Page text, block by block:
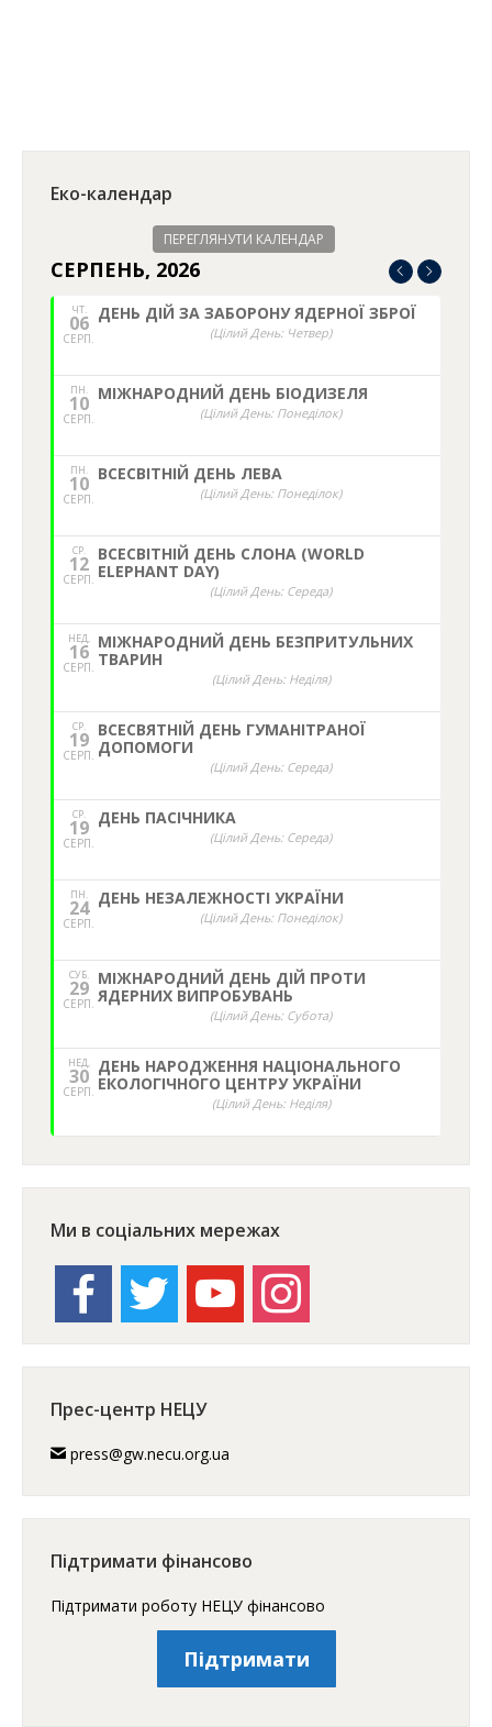
Еко-календар
ПЕРЕГЛЯНУТИ КАЛЕНДАР
СЕРПЕНЬ, 2026
ЧТ.
06
СЕРП.
ДЕНЬ ДІЙ ЗА ЗАБОРОНУ ЯДЕРНОЇ ЗБРОЇ
(Цілий День: Четвер)
ПН.
10
СЕРП.
МІЖНАРОДНИЙ ДЕНЬ БІОДИЗЕЛЯ
(Цілий День: Понеділок)
ПН.
10
СЕРП.
ВСЕСВІТНІЙ ДЕНЬ ЛЕВА
(Цілий День: Понеділок)
СР.
12
СЕРП.
ВСЕСВІТНІЙ ДЕНЬ СЛОНА (WORLD
ELEPHANT DAY)
(Цілий День: Середа)
НЕД,
16
СЕРП.
МІЖНАРОДНИЙ ДЕНЬ БЕЗПРИТУЛЬНИХ
ТВАРИН
(Цілий День: Неділя)
СР.
19
СЕРП.
ВСЕСВЯТНІЙ ДЕНЬ ГУМАНІТРАНОЇ
ДОПОМОГИ
(Цілий День: Середа)
СР.
19
СЕРП.
ДЕНЬ ПАСІЧНИКА
(Цілий День: Середа)
ПН.
24
СЕРП.
ДЕНЬ НЕЗАЛЕЖНОСТІ УКРАЇНИ
(Цілий День: Понеділок)
СУБ.
29
СЕРП.
МІЖНАРОДНИЙ ДЕНЬ ДІЙ ПРОТИ
ЯДЕРНИХ ВИПРОБУВАНЬ
(Цілий День: Субота)
НЕД,
30
СЕРП.
ДЕНЬ НАРОДЖЕННЯ НАЦІОНАЛЬНОГО
ЕКОЛОГІЧНОГО ЦЕНТРУ УКРАЇНИ
(Цілий День: Неділя)
Ми в соціальних мережах
facebook twitter youtube instagram
Прес-центр НЕЦУ
press@gw.necu.org.ua
Підтримати фінансово
Підтримати роботу НЕЦУ фінансово
Підтримати